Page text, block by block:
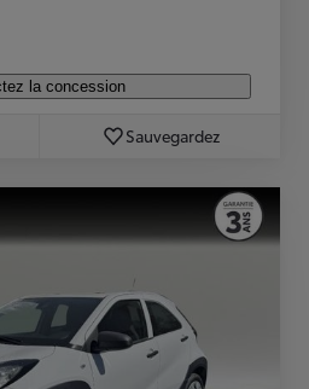
la concession
Sauvegardez